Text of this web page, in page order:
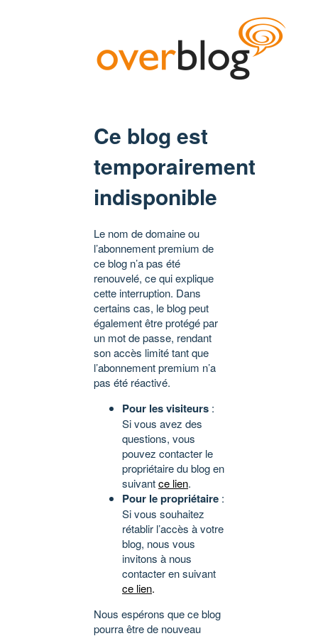
Ce blog est
temporairement
indisponible
Le nom de domaine ou
l’abonnement premium de
ce blog n’a pas été
renouvelé, ce qui explique
cette interruption. Dans
certains cas, le blog peut
également être protégé par
un mot de passe, rendant
son accès limité tant que
l’abonnement premium n’a
pas été réactivé.
Pour les visiteurs :
Si vous avez des
questions, vous
pouvez contacter le
propriétaire du blog en
suivantce lien.
Pour le propriétaire :
Si vous souhaitez
rétablir l’accès à votre
blog, nous vous
invitons à nous
contacter en suivant
ce lien.
Nous espérons que ce blog
pourra être de nouveau